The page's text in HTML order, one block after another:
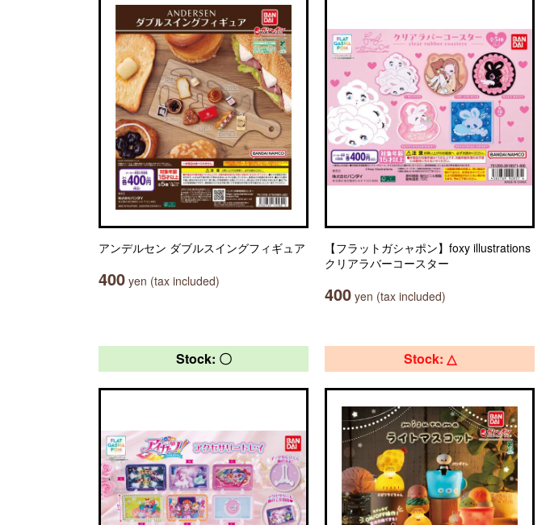
アンデルセン ダブルスイングフィギュア
400 yen (tax included)
【フラットガシャポン】foxy illustrations
クリアラバーコースター
400 yen (tax included)
Stock: 〇 Stock: △